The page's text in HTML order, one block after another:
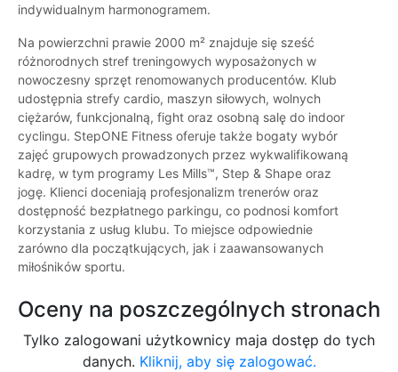
indywidualnym harmonogramem.
Na powierzchni prawie 2000 m² znajduje się sześć
różnorodnych stref treningowych wyposażonych w
nowoczesny sprzęt renomowanych producentów. Klub
udostępnia strefy cardio, maszyn siłowych, wolnych
ciężarów, funkcjonalną, fight oraz osobną salę do indoor
cyclingu. StepONE Fitness oferuje także bogaty wybór
zajęć grupowych prowadzonych przez wykwalifikowaną
kadrę, w tym programy Les Mills™, Step & Shape oraz
jogę. Klienci doceniają profesjonalizm trenerów oraz
dostępność bezpłatnego parkingu, co podnosi komfort
korzystania z usług klubu. To miejsce odpowiednie
zarówno dla początkujących, jak i zaawansowanych
miłośników sportu.
Oceny na poszczególnych stronach
Tylko zalogowani użytkownicy maja dostęp do tych
danych. Kliknij, aby się zalogować.